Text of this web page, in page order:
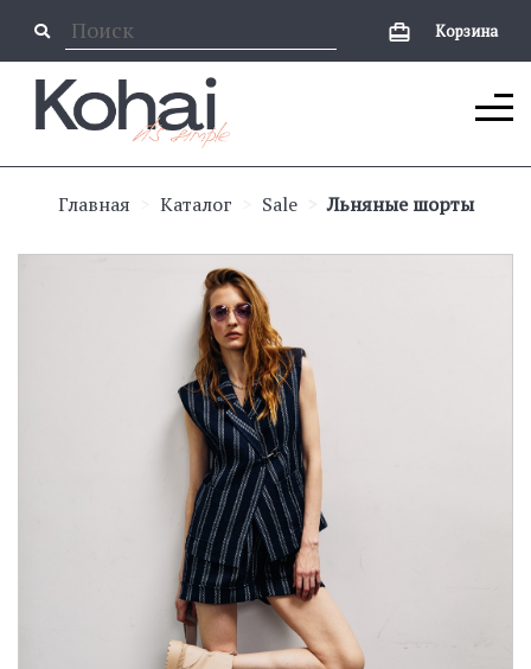
Корзина
Главная Каталог Sale Льняные шорты